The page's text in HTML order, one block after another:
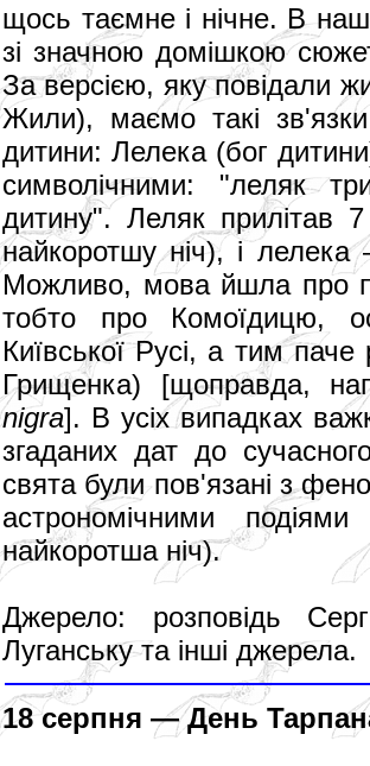
щось таємне і нічне. В
зі значною домішкою
За версією, яку повідали
Жили), маємо такі
дитини: Лелека (бог
символічними: "леляк
дитину". Леляк прилітав
найкоротшу ніч), і
Можливо, мова йшла про
тобто про Комоїдицю,
Київської Русі, а тим
Грищенка) [щоправда,
nigra]. В усіх випадках
згаданих дат до
свята були пов'язані з
астрономічними
найкоротша ніч).
Джерело: розповідь
Луганську та інші джерела.
18 серпня — День